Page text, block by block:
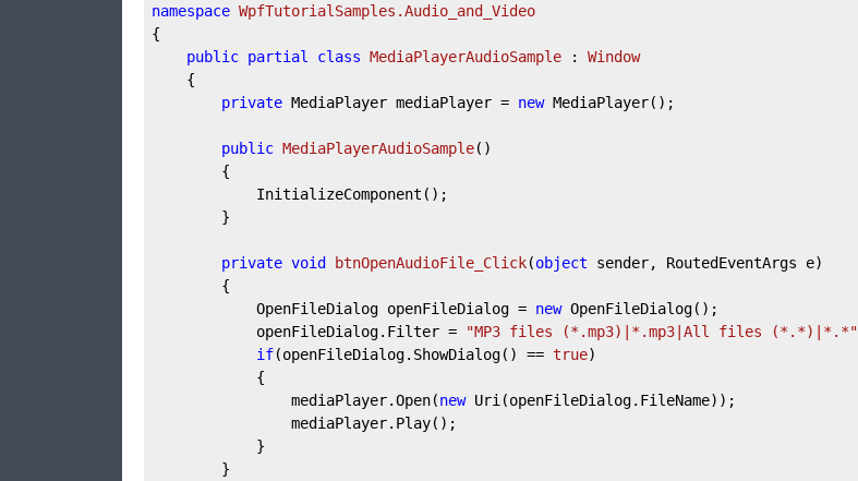
namespace WpfTutorialSamples.Audio_and_Video
{
public partial class MediaPlayerAudioSample : Window
private MediaPlayer mediaPlayer = new MediaPlayer();
public MediaPlayerAudioSample( )
private void btnOpenAudioFile_Click(object sender, RoutedEventArgs e)
			OpenFileDialog openFileDialog =
new OpenFileDialog();
			openFileDialog.Filter =
"MP3 files (*.mp3)|*.mp3|All files (*.*)|*.*"
if(openFileDialog.ShowDialog() == true)
				mediaPlayer.Open(
new Uri(openFileDialog.FileName));